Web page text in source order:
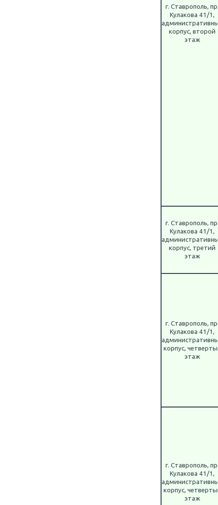
г. Ставрополь,
Кулакова 41/1,
корпус, второй
этаж
г. Ставрополь,
Кулакова 41/1,
корпус, третий
этаж
г. Ставрополь,
Кулакова 41/1,
корпус,
этаж
г. Ставрополь,
Кулакова 41/1,
корпус,
этаж